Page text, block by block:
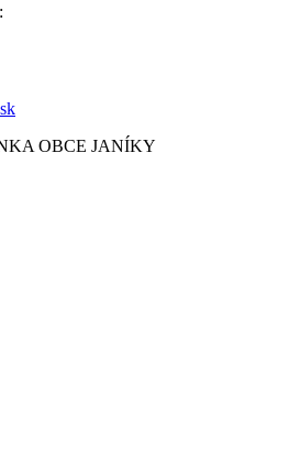
OBCE JANÍKY